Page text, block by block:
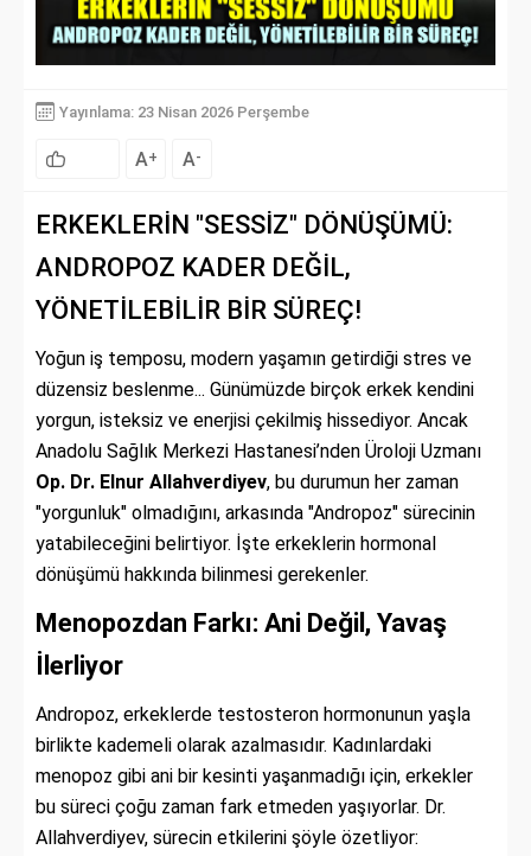
Yayınlama: 23 Nisan 2026 Perşembe
A+ A-
ERKEKLERİN "SESSİZ" DÖNÜŞÜMÜ:
ANDROPOZ KADER DEĞİL,
YÖNETİLEBİLİR BİR SÜREÇ!
Yoğun iş temposu, modern yaşamın getirdiği stres ve
düzensiz beslenme... Günümüzde birçok erkek kendini
yorgun, isteksiz ve enerjisi çekilmiş hissediyor. Ancak
Anadolu Sağlık Merkezi Hastanesi’nden Üroloji Uzmanı
Op. Dr. Elnur Allahverdiyev, bu durumun her zaman
"yorgunluk" olmadığını, arkasında "Andropoz" sürecinin
yatabileceğini belirtiyor. İşte erkeklerin hormonal
dönüşümü hakkında bilinmesi gerekenler.
Menopozdan Farkı: Ani Değil, Yavaş
İlerliyor
Andropoz, erkeklerde testosteron hormonunun yaşla
birlikte kademeli olarak azalmasıdır. Kadınlardaki
menopoz gibi ani bir kesinti yaşanmadığı için, erkekler
bu süreci çoğu zaman fark etmeden yaşıyorlar. Dr.
Allahverdiyev, sürecin etkilerini şöyle özetliyor: